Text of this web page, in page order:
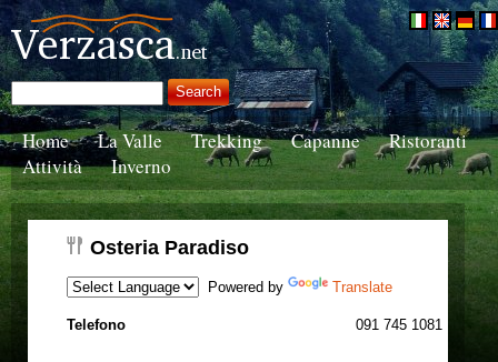
Home La Valle Trekking Capanne
Ristoranti
Attività
Inverno
Osteria Paradiso
Powered by Translate
Telefono 091 745 1081